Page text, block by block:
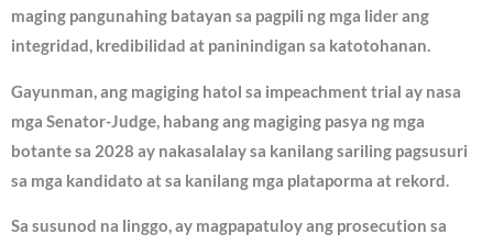
maging pangunahing batayan sa pagpili ng mga lider ang
integridad, kredibilidad at paninindigan sa katotohanan.
Gayunman, ang magiging hatol sa impeachment trial ay nasa
mga Senator-Judge, habang ang magiging pasya ng mga
botante sa 2028 ay nakasalalay sa kanilang sariling pagsusuri
sa mga kandidato at sa kanilang mga plataporma at rekord.
Sa susunod na linggo, ay magpapatuloy ang prosecution sa